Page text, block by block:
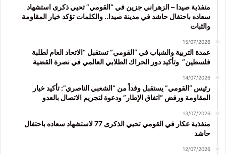
منفذية صيدا – الزهراني جزين في “القومي” تحيي ذكرى استشهاد
سعاده باحتفال حاشد في مدينة صيدا.. والكلمات تؤكد خيار المقاومة
والثبات
15/07/2026
عمدة التربية والشباب في “القومي” تستقبل “الاتحاد العام لطلبة
فلسطين” وتأكيد دور الحراك الطلابي العالمي في نصرة القضية
14/07/2026
رئيس “القومي” يستقبل وفداً من “الشعبي الناصري”: تأكيد خيار
المقاومة ورفض “اتفاق الإطار” ودعوة لتجريم الاتصال بالعدو
13/07/2026
منفذية عكار في القومي تحيي الذكرى 77 لاستشهاد سعاده باحتفال
حاشد
12/07/2026